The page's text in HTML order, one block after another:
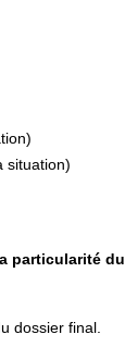
situation)
particularité du
dossier final.